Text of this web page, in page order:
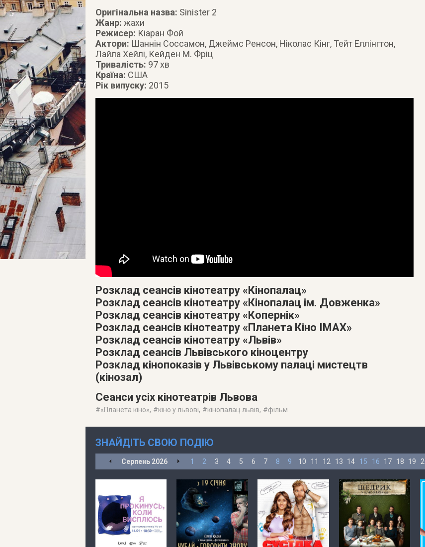
Оригінальна назва: Sinister 2
Жанр: жахи
Режисер: Кіаран Фой
Актори: Шаннін Соссамон, Джеймс Ренсон, Ніколас Кінг, Тейт Еллінгтон,
Лайла Хейлі, Кейден М. Фріц
Тривалість: 97 хв
Країна: США
Рік випуску: 2015
Розклад сеансів кінотеатру «Кінопалац»
Розклад сеансів кінотеатру «Кінопалац ім. Довженка»
Розклад сеансів кінотеатру «Копернік»
Розклад сеансів кінотеатру «Планета Кіно IMAX»
Розклад сеансів кінотеатру «Львів»
Розклад сеансів Львівського кіноцентру
Розклад кінопоказів у Львівському палаці мистецтв
(кінозал)
Сеанси усіх кінотеатрів Львова
#«Планета кіно», #кіно у львові, #кінопалац львів, #фільм
ЗНАЙДІТЬ СВОЮ ПОДІЮ
Серпень 2026 1 2 3 4 5 6 7 8 9 10 11 12 13 14 15 16 17 18 19